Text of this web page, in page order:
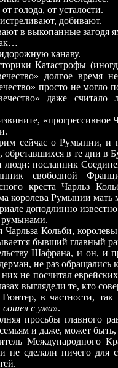
от усталости.
добивают.
загодя
канаву.
(иногда
долгое время
просто не могло
даже
«прогрессивное
о Румынии, и
в те дни в
люди: посланник
свободной
креста Чарльз
королева Румынии
известно,
румынами.
Кольби, королевы
бывший главный
и он, и
не раз обращались
еврейских
выглядели те, кто
так и
сошел с ума».
главного
и даже, может
Международного
сделали ничего для